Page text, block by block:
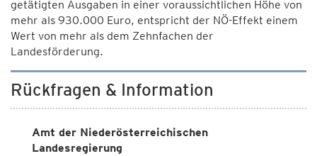
getätigten Ausgaben in einer voraussichtlichen Höhe von
mehr als 930.000 Euro, entspricht der NÖ-Effekt einem
Wert von mehr als dem Zehnfachen der
Landesförderung.
Rückfragen & Information
Amt der Niederösterreichischen
Landesregierung